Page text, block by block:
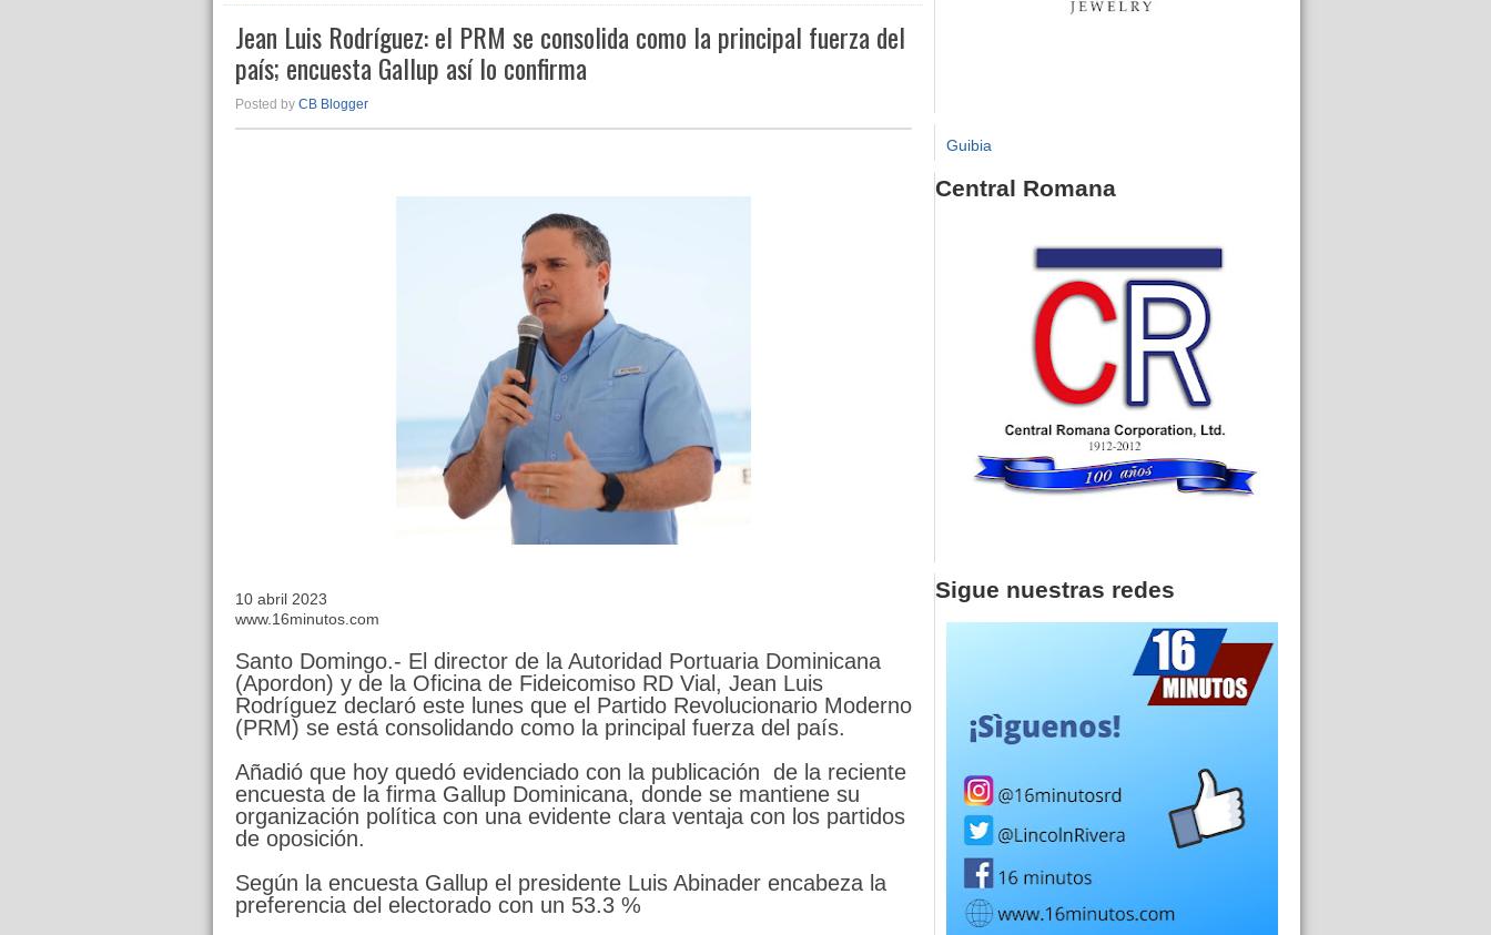
Jean Luis Rodríguez: el PRM se consolida como la principal fuerza del
país; encuesta Gallup así lo confirma
Posted by CB Blogger
10 abril 2023
www.16minutos.com
Santo Domingo.- El director de la Autoridad Portuaria Dominicana
(Apordon) y de la Oficina de Fideicomiso RD Vial, Jean Luis
Rodríguez declaró este lunes que el Partido Revolucionario Moderno
(PRM) se está consolidando como la principal fuerza del país.
Añadió que hoy quedó evidenciado con la publicación de la reciente
encuesta de la firma Gallup Dominicana, donde se mantiene su
organización política con una evidente clara ventaja con los partidos
de oposición.
Según la encuesta Gallup el presidente Luis Abinader encabeza la
preferencia del electorado con un 53.3 %
Guibia
Central Romana
Sigue nuestras redes